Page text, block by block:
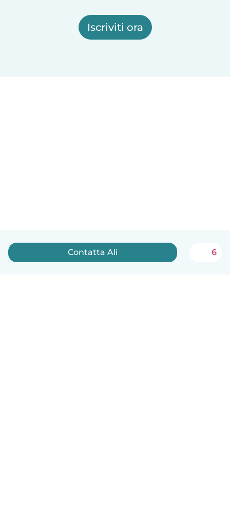
Iscriviti ora
Contatta Ali 6